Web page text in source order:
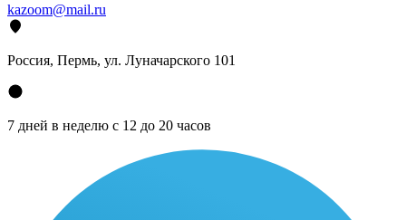
kazoom@mail.ru
Россия, Пермь, ул. Луначарского 101
7 дней в неделю с 12 до 20 часов